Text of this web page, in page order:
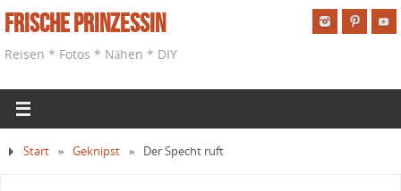
Frische Prinzessin
Reisen * Fotos * Nähen * DIY
Start » Geknipst » Der Specht ruft